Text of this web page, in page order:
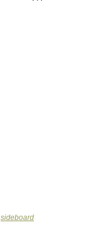
sideboard